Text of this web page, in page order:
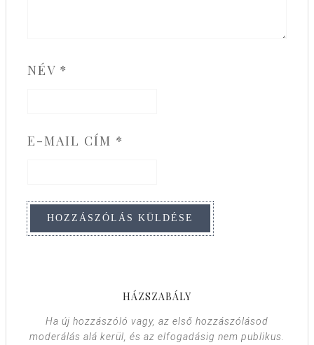
NÉV *
E-MAIL CÍM *
HÁZSZABÁLY
Ha új hozzászóló vagy, az első hozzászólásod
moderálás alá kerül, és az elfogadásig nem publikus.